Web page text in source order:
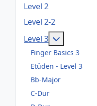
Level 2
Level 2-2
Level 3
Finger Basics 3
Etüden - Level 3
Bb-Major
C-Dur